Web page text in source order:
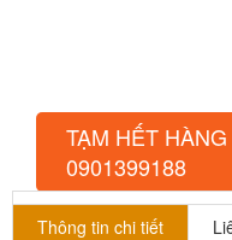
TẠM HẾT
0901399188
Thông tin chi tiết